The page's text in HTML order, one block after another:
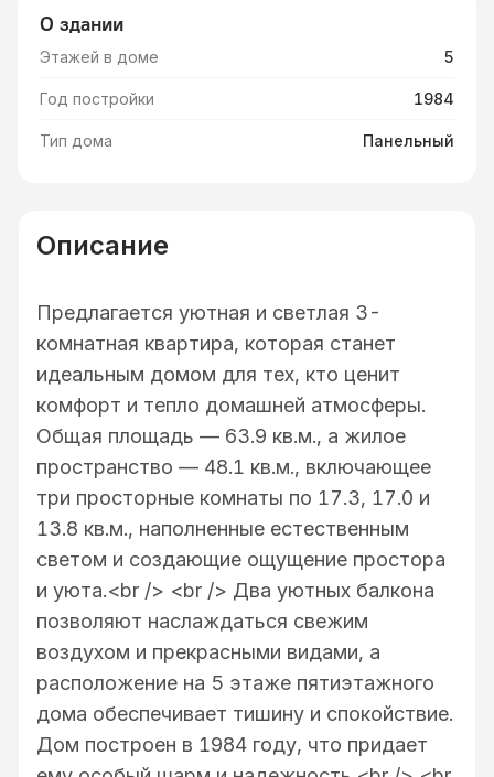
О здании
Этажей в доме 5
Год постройки 1984
Тип дома Панельный
Описание
Предлагается уютная и светлая 3-
комнатная квартира, которая станет
идеальным домом для тех, кто ценит
комфорт и тепло домашней атмосферы.
Общая площадь — 63.9 кв.м., а жилое
пространство — 48.1 кв.м., включающее
три просторные комнаты по 17.3, 17.0 и
13.8 кв.м., наполненные естественным
светом и создающие ощущение простора
и уюта.<br /> <br /> Два уютных балкона
позволяют наслаждаться свежим
воздухом и прекрасными видами, а
расположение на 5 этаже пятиэтажного
дома обеспечивает тишину и спокойствие.
Дом построен в 1984 году, что придает